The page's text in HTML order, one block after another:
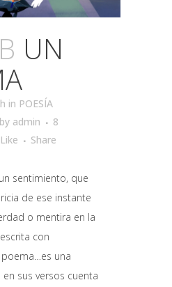
UN
in POESÍA
by admin
8
Like Share
sentimiento, que
de ese instante
o mentira en la
con
una
sus versos cuenta